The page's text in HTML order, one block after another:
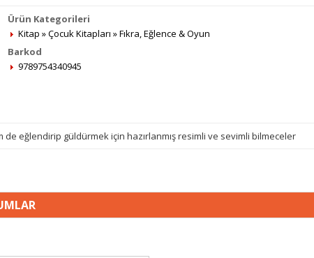
Ürün Kategorileri
Kitap »Çocuk Kitapları »Fıkra, Eğlence & Oyun
Barkod
9789754340945
de eğlendirip güldürmek için hazırlanmış resimli ve sevimli bilmeceler